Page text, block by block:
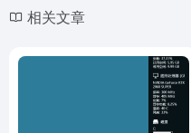
相关文章